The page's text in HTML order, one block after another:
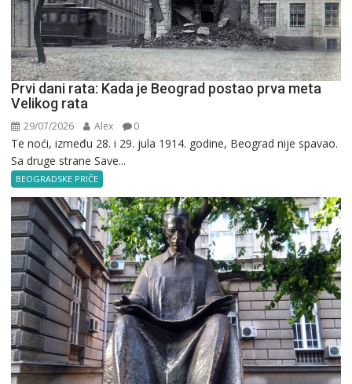
Prvi dani rata: Kada je Beograd postao prva meta
Velikog rata
29/07/2026 Alex 0
Te noći, između 28. i 29. jula 1914. godine, Beograd nije spavao.
Sa druge strane Save...
BEOGRADSKE PRIČE